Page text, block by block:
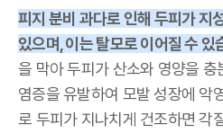
피지 분비 과다로 인해 두피가 지
있으며, 이는 탈모로 이어질 수 있
을 막아 두피가 산소와 영양을 충
염증을 유발하여 모발 성장에 악
로 두피가 지나치게 건조하면 각